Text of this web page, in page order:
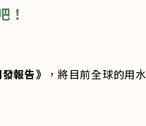
！
報告》 ，將目前全球的用